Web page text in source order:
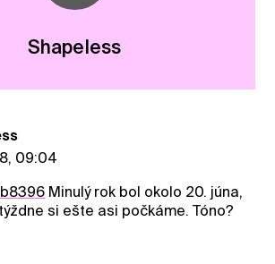
ShapeIess
09:04
Minulý rok bol okolo 20. júna,
si ešte asi počkáme. Tóno?